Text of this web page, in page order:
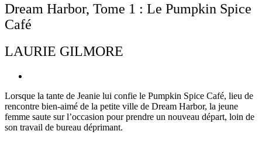
Dream Harbor, Tome 1 : Le Pumpkin Spice
Café
LAURIE GILMORE
Lorsque la tante de Jeanie lui confie le Pumpkin Spice Café, lieu de
rencontre bien-aimé de la petite ville de Dream Harbor, la jeune
femme saute sur l’occasion pour prendre un nouveau départ, loin de
son travail de bureau déprimant.